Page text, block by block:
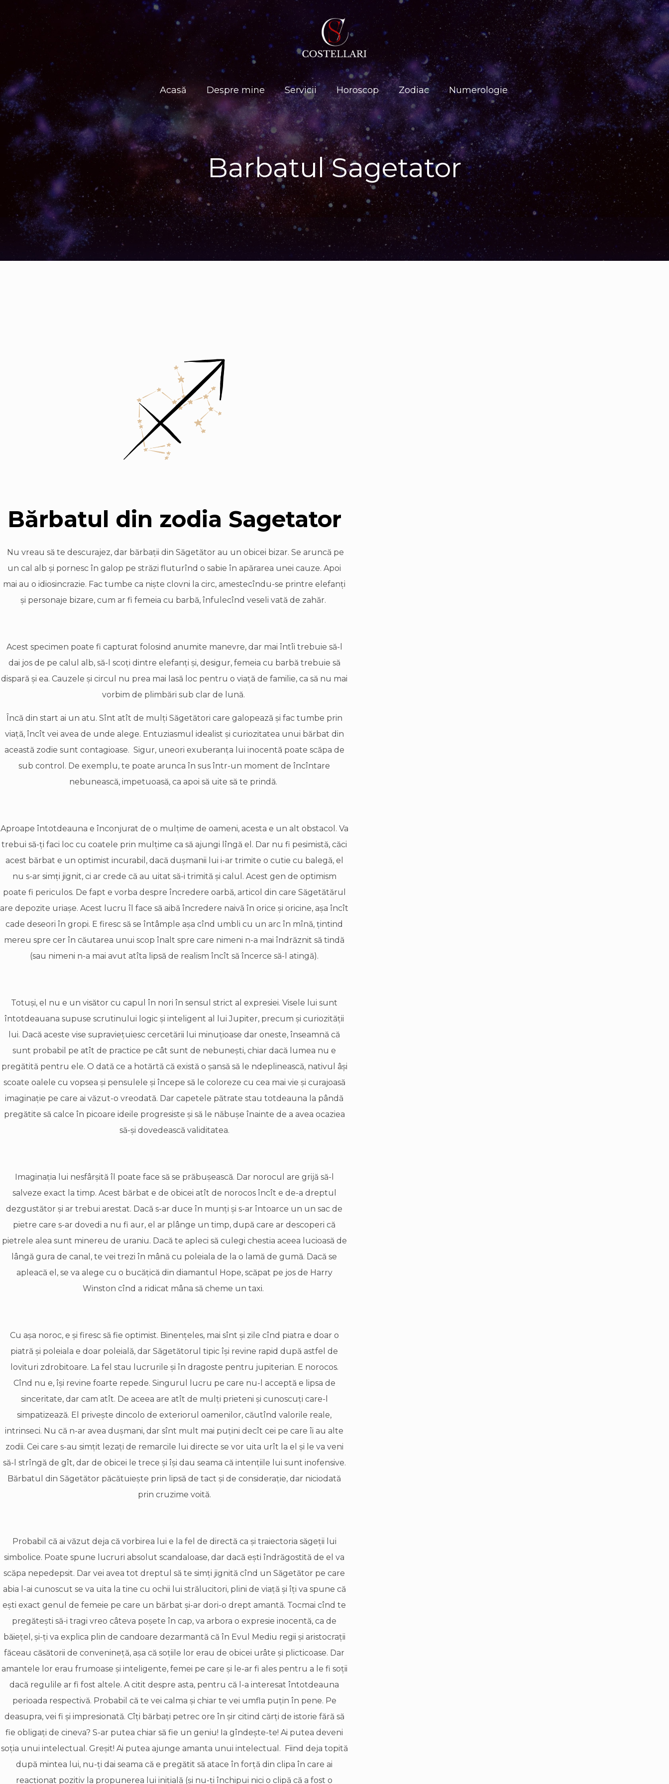
Acasă Despre mine Servicii Horoscop Zodiac Numerologie
Barbatul Sagetator
Bărbatul din zodia Sagetator
Nu vreau să te descurajez, dar bărbaţii din Săgetător au un obicei bizar. Se aruncă pe
un cal alb şi pornesc în galop pe străzi fluturînd o sabie în apărarea unei cauze. Apoi
mai au o idiosincrazie. Fac tumbe ca nişte clovni la circ, amestecîndu-se printre elefanţi
şi personaje bizare, cum ar fi femeia cu barbă, înfulecînd veseli vată de zahăr.
Acest specimen poate fi capturat folosind anumite manevre, dar mai întîi trebuie să-l
dai jos de pe calul alb, să-l scoţi dintre elefanţi şi, desigur, femeia cu barbă trebuie să
dispară şi ea. Cauzele şi circul nu prea mai lasă loc pentru o viaţă de familie, ca să nu mai
vorbim de plimbări sub clar de lună.
Încă din start ai un atu. Sînt atît de mulţi Săgetători care galopează şi fac tumbe prin
viaţă, încît vei avea de unde alege. Entuziasmul idealist şi curiozitatea unui bărbat din
această zodie sunt contagioase. Sigur, uneori exuberanţa lui inocentă poate scăpa de
sub control. De exemplu, te poate arunca în sus într-un moment de încîntare
nebunească, impetuoasă, ca apoi să uite să te prindă.
Aproape întotdeauna e înconjurat de o mulţime de oameni, acesta e un alt obstacol. Va
trebui să-ţi faci loc cu coatele prin mulţime ca să ajungi lîngă el. Dar nu fi pesimistă, căci
acest bărbat e un optimist incurabil, dacă duşmanii lui i-ar trimite o cutie cu balegă, el
nu s-ar simţi jignit, ci ar crede că au uitat să-i trimită şi calul. Acest gen de optimism
poate fi periculos. De fapt e vorba despre încredere oarbă, articol din care Săgetătărul
are depozite uriaşe. Acest lucru îl face să aibă încredere naivă în orice şi oricine, aşa încît
cade deseori în gropi. E firesc să se întâmple aşa cînd umbli cu un arc în mînă, ţintind
mereu spre cer în căutarea unui scop înalt spre care nimeni n-a mai îndrăznit să tindă
(sau nimeni n-a mai avut atîta lipsă de realism încît să încerce să-l atingă).
Totuşi, el nu e un visător cu capul în nori în sensul strict al expresiei. Visele lui sunt
întotdeauana supuse scrutinului logic şi inteligent al lui Jupiter, precum şi curiozităţii
lui. Dacă aceste vise supravieţuiesc cercetării lui minuţioase dar oneste, înseamnă că
sunt probabil pe atît de practice pe cât sunt de nebuneşti, chiar dacă lumea nu e
pregătită pentru ele. O dată ce a hotărtă că există o şansă să le ndeplinească, nativul âşi
scoate oalele cu vopsea şi pensulele şi începe să le coloreze cu cea mai vie şi curajoasă
imaginaţie pe care ai văzut-o vreodată. Dar capetele pătrate stau totdeauna la pândă
pregătite să calce în picoare ideile progresiste şi să le năbuşe înainte de a avea ocaziea
să-şi dovedească validitatea.
Imaginaţia lui nesfârşită îl poate face să se prăbuşească. Dar norocul are grijă să-l
salveze exact la timp. Acest bărbat e de obicei atît de norocos încît e de-a dreptul
dezgustător şi ar trebui arestat. Dacă s-ar duce în munţi şi s-ar întoarce un un sac de
pietre care s-ar dovedi a nu fi aur, el ar plânge un timp, după care ar descoperi că
pietrele alea sunt minereu de uraniu. Dacă te apleci să culegi chestia aceea lucioasă de
lângă gura de canal, te vei trezi în mână cu poleiala de la o lamă de gumă. Dacă se
apleacă el, se va alege cu o bucăţică din diamantul Hope, scăpat pe jos de Harry
Winston cînd a ridicat mâna să cheme un taxi.
Cu aşa noroc, e şi firesc să fie optimist. Binenţeles, mai sînt şi zile cînd piatra e doar o
piatră şi poleiala e doar poleială, dar Săgetătorul tipic îşi revine rapid după astfel de
lovituri zdrobitoare. La fel stau lucrurile şi în dragoste pentru jupiterian. E norocos.
Cînd nu e, îşi revine foarte repede. Singurul lucru pe care nu-l acceptă e lipsa de
sinceritate, dar cam atît. De aceea are atît de mulţi prieteni şi cunoscuţi care-l
simpatizează. El priveşte dincolo de exteriorul oamenilor, căutînd valorile reale,
intrinseci. Nu că n-ar avea duşmani, dar sînt mult mai puţini decît cei pe care îi au alte
zodii. Cei care s-au simţit lezaţi de remarcile lui directe se vor uita urît la el şi le va veni
să-l strîngă de gît, dar de obicei le trece şi îşi dau seama că intenţiile lui sunt inofensive.
Bărbatul din Săgetător păcătuieşte prin lipsă de tact şi de consideraţie, dar niciodată
prin cruzime voită.
Probabil că ai văzut deja că vorbirea lui e la fel de directă ca şi traiectoria săgeţii lui
simbolice. Poate spune lucruri absolut scandaloase, dar dacă eşti îndrăgostită de el va
scăpa nepedepsit. Dar vei avea tot dreptul să te simţi jignită cînd un Săgetător pe care
abia l-ai cunoscut se va uita la tine cu ochii lui strălucitori, plini de viaţă şi îţi va spune că
eşti exact genul de femeie pe care un bărbat şi-ar dori-o drept amantă. Tocmai cînd te
pregăteşti să-i tragi vreo câteva poşete în cap, va arbora o expresie inocentă, ca de
băieţel, şi-ţi va explica plin de candoare dezarmantă că în Evul Mediu regii şi aristocraţii
făceau căsătorii de convenineţă, aşa că soţiile lor erau de obicei urâte şi plicticoase. Dar
amantele lor erau frumoase şi inteligente, femei pe care şi le-ar fi ales pentru a le fi soţii
dacă regulile ar fi fost altele. A citit despre asta, pentru că l-a interesat întotdeauna
perioada respectivă. Probabil că te vei calma şi chiar te vei umfla puţin în pene. Pe
deasupra, vei fi şi impresionată. Cîţi bărbaţi petrec ore în şir citind cărţi de istorie fără să
fie obligaţi de cineva? S-ar putea chiar să fie un geniu! Ia gîndeşte-te! Ai putea deveni
soţia unui intelectual. Greşit! Ai putea ajunge amanta unui intelectual. Fiind deja topită
după mintea lui, nu-ţi dai seama că e pregătit să atace în forţă din clipa în care ai
reacţionat pozitiv la propunerea lui iniţială (şi nu-ţi închipui nici o clipă că a fost o